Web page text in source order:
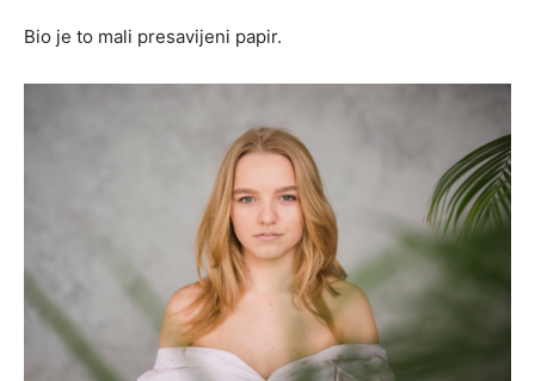
Bio je to mali presavijeni papir.